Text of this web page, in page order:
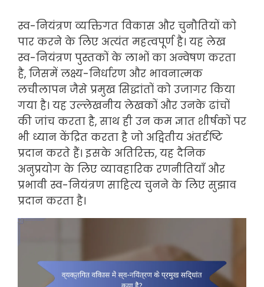
स्व-नियंत्रण व्यक्तिगत विकास और चुनौतियों को
पार करने के लिए अत्यंत महत्वपूर्ण है। यह लेख
स्व-नियंत्रण पुस्तकों के लाभों का अन्वेषण करता
है, जिसमें लक्ष्य-निर्धारण और भावनात्मक
लचीलापन जैसे प्रमुख सिद्धांतों को उजागर किया
गया है। यह उल्लेखनीय लेखकों और उनके ढांचों
की जांच करता है, साथ ही उन कम ज्ञात शीर्षकों पर
भी ध्यान केंद्रित करता है जो अद्वितीय अंतर्दृष्टि
प्रदान करते हैं। इसके अतिरिक्त, यह दैनिक
अनुप्रयोग के लिए व्यावहारिक रणनीतियाँ और
प्रभावी स्व-नियंत्रण साहित्य चुनने के लिए सुझाव
प्रदान करता है।